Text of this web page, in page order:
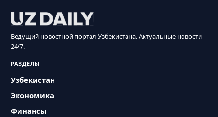
Ведущий новостной портал Узбекистана. Актуальные новости
24/7.
РАЗДЕЛЫ
Узбекистан
Экономика
Финансы